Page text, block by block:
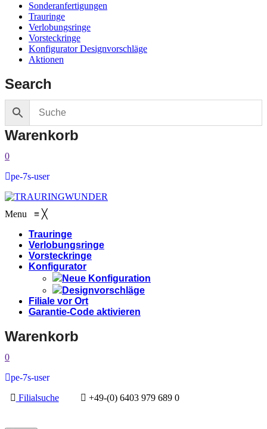
Sonderanfertigungen
Trauringe
Verlobungsringe
Vorsteckringe
Konfigurator Designvorschläge
Aktionen
Search
Warenkorb
0
pe-7s-user
Menu ≡ ╳
Trauringe
Verlobungsringe
Vorsteckringe
Konfigurator
Neue Konfiguration
Designvorschläge
Filiale vor Ort
Garantie-Code aktivieren
Warenkorb
0
pe-7s-user
Filialsuche
+49-(0) 6403 979 689 0